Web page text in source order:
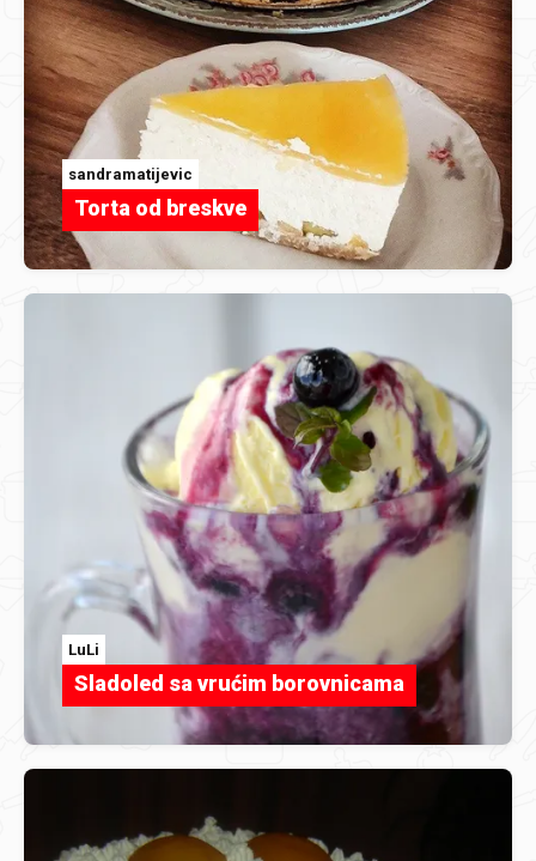
sandramatijevic
Torta od breskve
LuLi
Sladoled sa vrućim borovnicama